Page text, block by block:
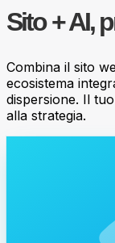
Sito + AI,
Combina il sito
ecosistema
dispersione. Il
alla strategia.